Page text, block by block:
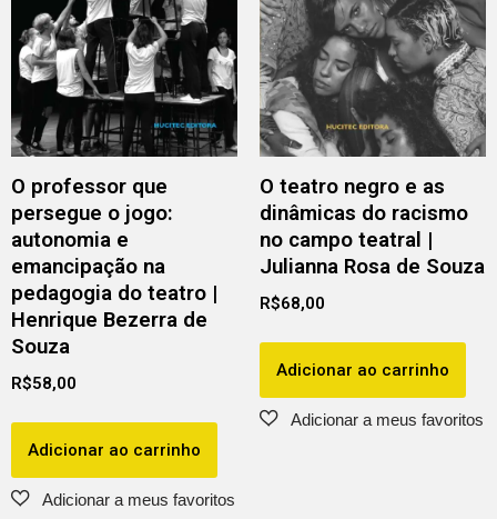
O professor que
persegue o jogo:
autonomia e
emancipação na
pedagogia do teatro |
Henrique Bezerra de
Souza
R$58,00
Adicionar ao carrinho
O teatro negro e as
dinâmicas do racismo
no campo teatral |
Julianna Rosa de Souza
R$68,00
Adicionar ao carrinho